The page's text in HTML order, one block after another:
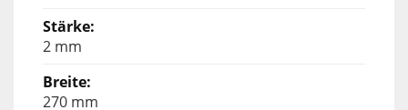
2 mm
270 mm